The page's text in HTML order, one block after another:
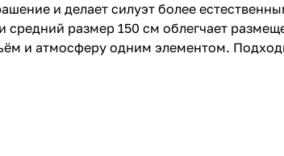
и делает силуэт более
размер 150 см облегчает
и атмосферу одним элементом.